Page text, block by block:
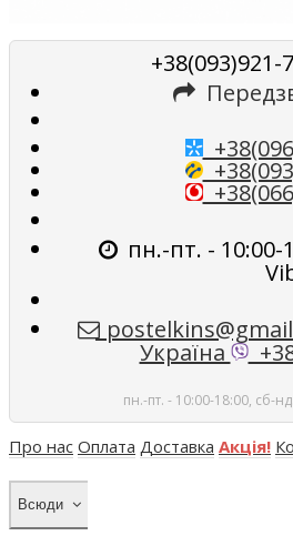
+38(093)921-
пн.-пт. - 10:00-
Україна
пн.-пт. - 10:00-18:00, сб-
Про нас Оплата Доставка Акція!
Всюди